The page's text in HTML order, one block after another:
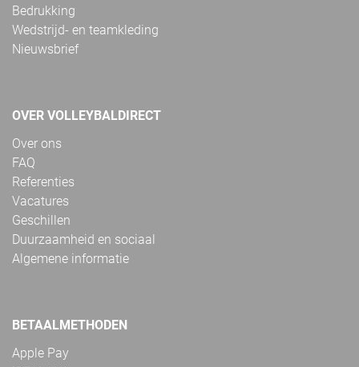
Bedrukking
Wedstrijd- en teamkleding
Nieuwsbrief
OVER VOLLEYBALDIRECT
Over ons
FAQ
Referenties
Vacatures
Geschillen
Duurzaamheid en sociaal
Algemene informatie
BETAALMETHODEN
Apple Pay